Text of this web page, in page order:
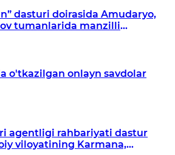
dasturi doirasida Amudaryo,
tumanlarida manzilli
o'tkazilgan onlayn savdolar
agentligi rahbariyati dastur
viloyatining Karmana,